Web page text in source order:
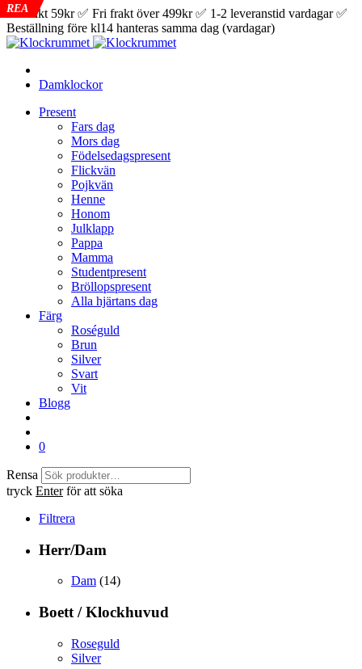
✅ Frakt 59kr ✅ Fri frakt över 499kr ✅ 1-2 leveranstid vardagar ✅
Beställning före kl14 hanteras samma dag (vardagar)
Damklockor
Present
Fars dag
Mors dag
Födelsedagspresent
Flickvän
Pojkvän
Henne
Honom
Julklapp
Pappa
Mamma
Studentpresent
Bröllopspresent
Alla hjärtans dag
Färg
Roséguld
Brun
Silver
Svart
Vit
Blogg
0
Rensa
tryck Enterför att söka
Filtrera
Herr/Dam
Dam (14)
Boett / Klockhuvud
Roseguld
Silver
REA
REA
REA
REA
REA
REA
REA
REA
REA
REA
REA
REA
REA
REA